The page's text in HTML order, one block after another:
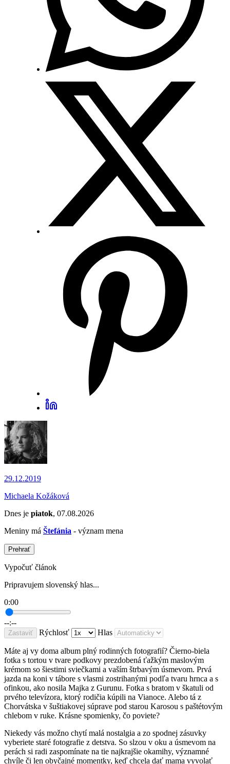
29.12.2019
Michaela Kožáková
Dnes je piatok, 07.08.2026
Meniny má Štefánia - význam mena
Prehrať
Vypočuť článok
Pripravujem slovenský hlas...
0:00
--:--
Zastaviť Rýchlosť Hlas
Máte aj vy doma album plný rodinných fotografií? Čierno-biela
fotka s tortou v tvare podkovy prezdobená ťažkým maslovým
krémom so šiestimi sviečkami a vaším štrbavým úsmevom. Prvá
jazda na koni v tábore s vlasmi zostrihanými podľa tvaru hrnca a s
ofinkou, ako nosila Majka z Gurunu. Fotka s bratom v škatuli od
prvého televízora, ktorý rodičia kúpili na Vianoce. Alebo tá z
Chorvátska v šuštiakovej súprave pod starou Karosou s paštétovým
chlebom v ruke. Krásne spomienky, čo poviete?
Niekedy vás možno chytí malá nostalgia a zo spodnej zásuvky
vyberiete staré fotografie z detstva. So slzou v oku a úsmevom na
perách si radi zaspomínate na tie najkrajšie okamihy, významné
chvíle či len obyčajné momentky, keď chcela dať mama vyvolať